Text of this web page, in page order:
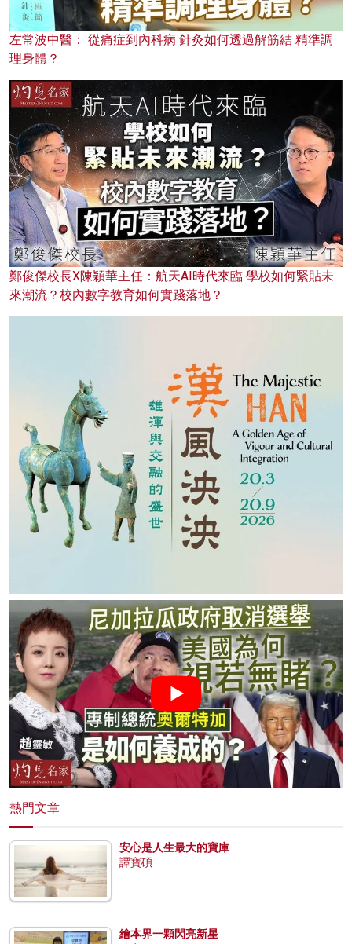
左常波中醫： 從痛症到內科病 針灸如何透過解筋結 精準調
理身體？
鄭俊傑校長X陳穎華主任：航天AI時代來臨 學校如何緊貼未
來潮流？校內數字教育如何實踐落地？
熱門文章
安心是人生最大的寶庫
譚寶碩
繪本界一顆閃亮新星